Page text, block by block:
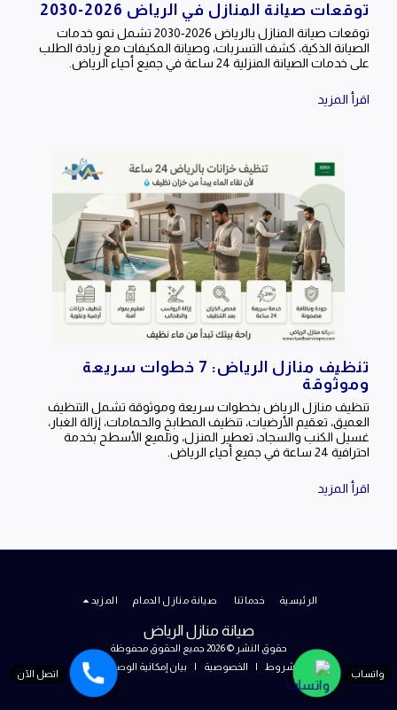
توقعات صيانة المنازل في الرياض 2026-2030
توقعات صيانة المنازل بالرياض 2026-2030 تشمل نمو خدمات
الصيانة الذكية، كشف التسربات، وصيانة المكيفات مع زيادة الطلب
على خدمات الصيانة المنزلية 24 ساعة في جميع أحياء الرياض.
اقرأ المزيد
تنظيف منازل الرياض: 7 خطوات سريعة
وموثوقة
تنظيف منازل الرياض بخطوات سريعة وموثوقة تشمل التنظيف
العميق، تعقيم الأرضيات، تنظيف المطابخ والحمامات، إزالة الغبار،
غسيل الكنب والسجاد، تعطير المنزل، وتلميع الأسطح بخدمة
احترافية 24 ساعة في جميع أحياء الرياض.
اقرأ المزيد
صيانة منازل الرياض
حقوق النشر © 2026 جميع الحقوق محفوظة
الشروط
| الخصوصية | بيان إمكانية الوصول
الرئيسية خدماتنا صيانة منازل الدمام المزيد
واتساب اتصل الآن